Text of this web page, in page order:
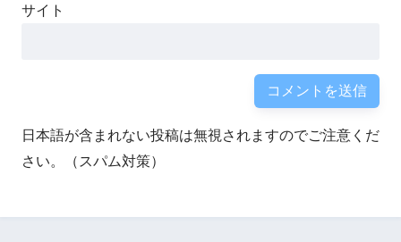
サイト
日本語が含まれない投稿は無視されますのでご注意くだ
さい。（スパム対策）